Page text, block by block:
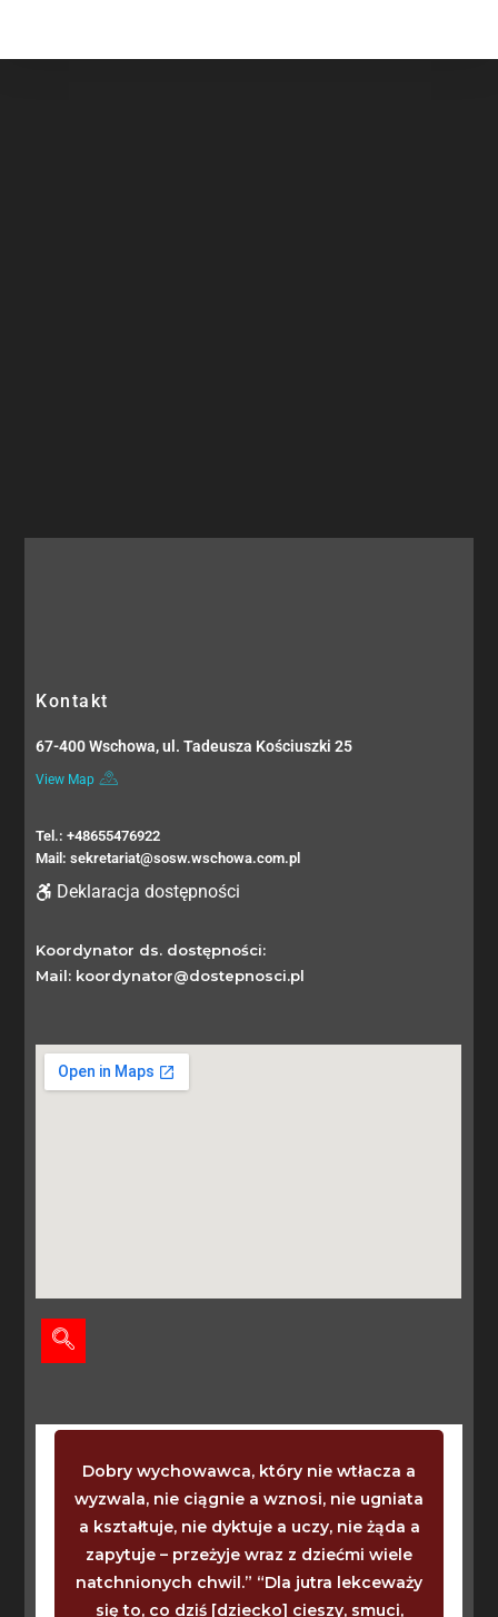
Kontakt
67-400 Wschowa, ul. Tadeusza Kościuszki 25
View Map
Tel.: +48655476922
Mail: sekretariat@sosw.wschowa.com.pl
Deklaracja dostępności
Koordynator ds. dostępności:
Mail: koordynator@dostepnosci.pl
Dobry wychowawca, który nie wtłacza a
wyzwala, nie ciągnie a wznosi, nie ugniata
a kształtuje, nie dyktuje a uczy, nie żąda a
zapytuje – przeżyje wraz z dziećmi wiele
natchnionych chwil.” “Dla jutra lekceważy
się to, co dziś [dziecko] cieszy, smuci,